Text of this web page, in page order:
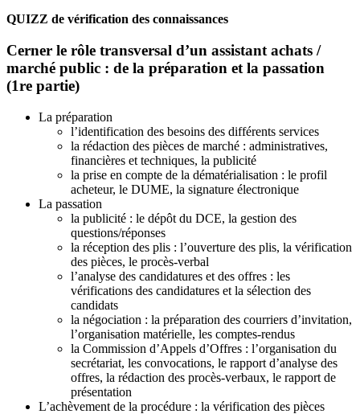
QUIZZ de vérification des connaissances
Cerner le rôle transversal d’un assistant achats /
marché public : de la préparation et la passation
(1re partie)
La préparation
l’identification des besoins des différents services
la rédaction des pièces de marché : administratives,
financières et techniques, la publicité
la prise en compte de la dématérialisation : le profil
acheteur, le DUME, la signature électronique
La passation
la publicité : le dépôt du DCE, la gestion des
questions/réponses
la réception des plis : l’ouverture des plis, la vérification
des pièces, le procès-verbal
l’analyse des candidatures et des offres : les
vérifications des candidatures et la sélection des
candidats
la négociation : la préparation des courriers d’invitation,
l’organisation matérielle, les comptes-rendus
la Commission d’Appels d’Offres : l’organisation du
secrétariat, les convocations, le rapport d’analyse des
offres, la rédaction des procès-verbaux, le rapport de
présentation
L’achèvement de la procédure : la vérification des pièces